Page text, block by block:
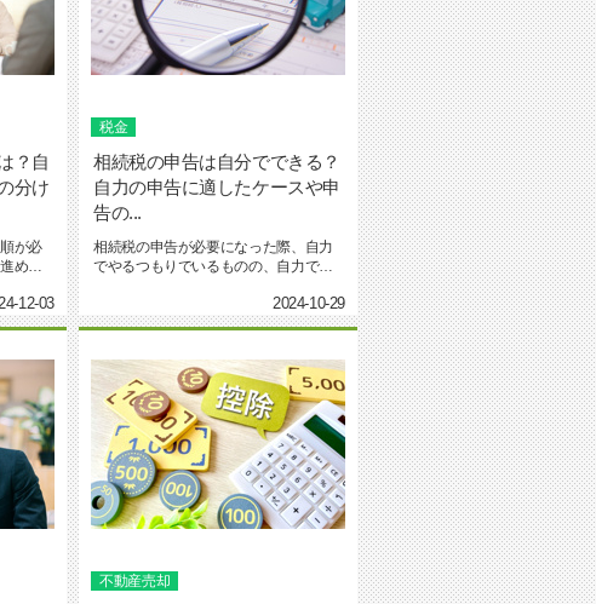
？自
分け
が必
めて
12-03
税金
相続税の申告は自分でできる？
自力の申告に適したケースや申
告の...
相続税の申告が必要になった際、自力
でやるつもりでいるものの、自力でや
2024-10-29
不動産売却